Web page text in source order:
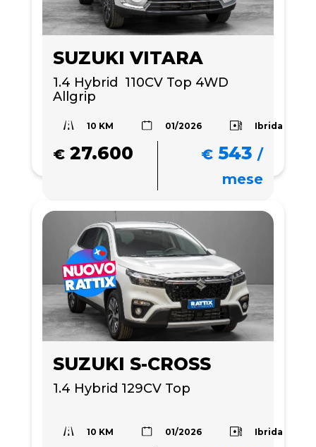
SUZUKI VITARA
1.4 Hybrid  110CV Top 4WD
Allgrip
10 KM 01/2026 Ibrida
€ 27.600 € 543 /
mese
SUZUKI S-CROSS
1.4 Hybrid 129CV Top
10 KM 01/2026 Ibrida